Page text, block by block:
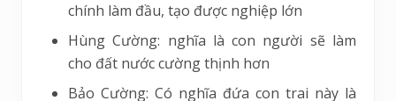
chính làm đầu, tạo được nghiệp lớn
Hùng Cường: nghĩa là con người sẽ làm
cho đất nước cường thịnh hơn
Bảo Cường: Có nghĩa đứa con trai này là